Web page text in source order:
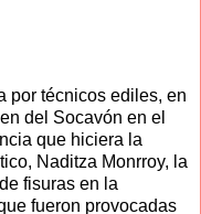
por técnicos ediles, en
del Socavón en el
que hiciera la
Naditza Monrroy, la
fisuras en la
fueron provocadas